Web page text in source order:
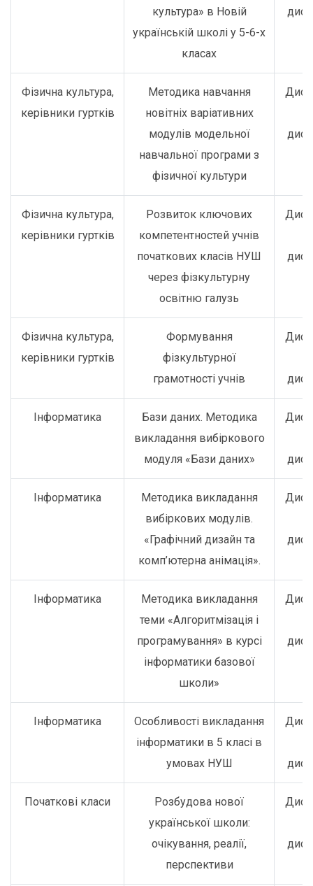
культура» в Новій
українській школі у 5-6-х
класах
Фізична культура,
керівники гуртків
Методика навчання
новітніх варіативних
модулів модельної
навчальної програми з
фізичної культури
Фізична культура,
керівники гуртків
Розвиток ключових
компетентностей учнів
початкових класів НУШ
через фізкультурну
освітню галузь
Фізична культура,
керівники гуртків
Формування
фізкультурної
грамотності учнів
Інформатика
Бази даних. Методика
викладання вибіркового
модуля «Бази даних»
Інформатика
Методика викладання
вибіркових модулів.
«Графічний дизайн та
комп’ютерна анімація».
Інформатика
Методика викладання
теми «Алгоритмізація і
програмування» в курсі
інформатики базової
школи»
Інформатика
Особливості викладання
інформатики в 5 класі в
умовах НУШ
Початкові класи
Розбудова нової
української школи:
очікування, реалії,
перспективи